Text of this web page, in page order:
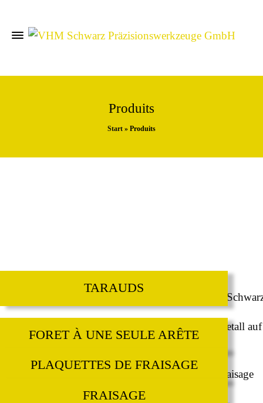
Produits
Start » Produits
TARAUDS
FORET À UNE SEULE ARÊTE
PLAQUETTES DE FRAISAGE
FRAISAGE